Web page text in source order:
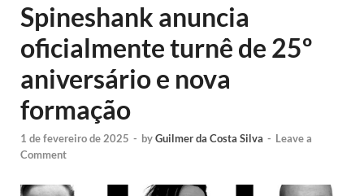
Spineshank anuncia
oficialmente turnê de 25º
aniversário e nova
formação
1 de fevereiro de 2025 - byGuilmer da Costa Silva - Leave a
Comment